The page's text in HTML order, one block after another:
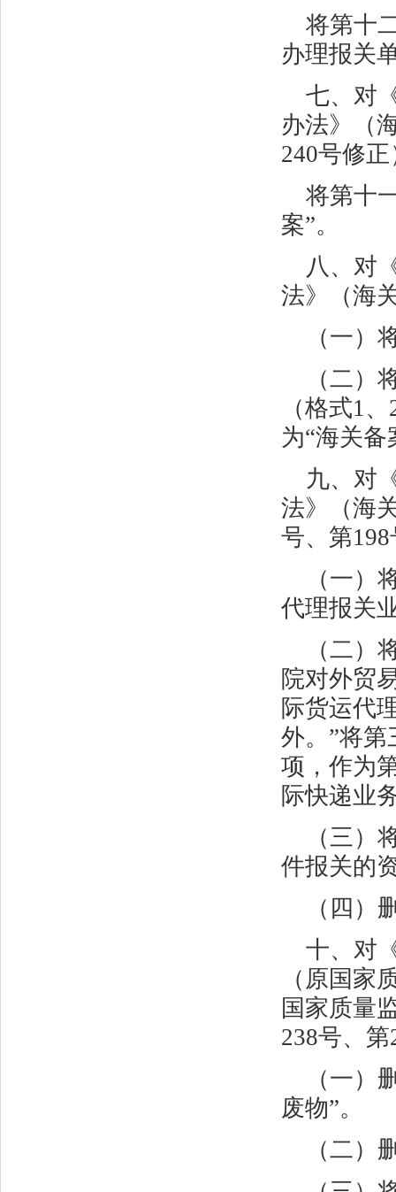
将第十
办理报关
七、对
办法》（
240号修
将第十
案”。
八、对
法》（海
（一）
（二）
（格式1、
为“海关备
九、对
法》（海
号、第198
（一）
代理报关
（二）
院对外贸
际货运代
外。”将第
项，作为
际快递业
（三）
件报关的
（四）
十、对
（原国家
国家质量
238号、第
（一）
废物”。
（二）